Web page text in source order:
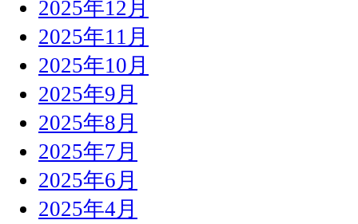
2025年12月
2025年11月
2025年10月
2025年9月
2025年8月
2025年7月
2025年6月
2025年4月